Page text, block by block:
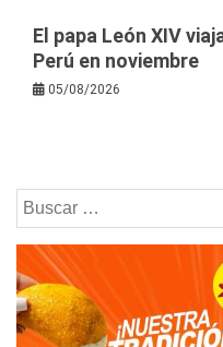
El papa León XIV
Perú en noviembre
05/08/2026
Buscar: